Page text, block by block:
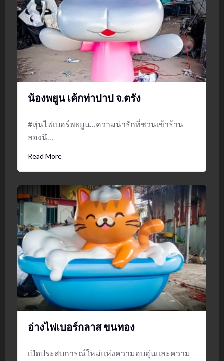
น้องพยูน เค้กท่าปาป จ.ตรัง
#หุ่นไฟเบอร์พะยูน…ความน่ารักที่ชวนเข้าร้าน
ลองนึ…
Read More
อ่างไฟเบอร์กลาส ขนทอง
เปิดประสบการณ์ใหม่แห่งความอบอุ่นและความ